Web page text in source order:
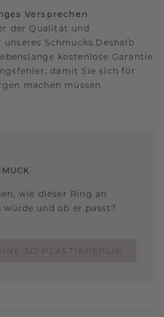
Versprechen
der Qualität und
unseres Schmucks.Deshalb
kostenlose Garantie
damit Sie sich für
machen müssen.
wie dieser Ring an
würde und ob er passt?